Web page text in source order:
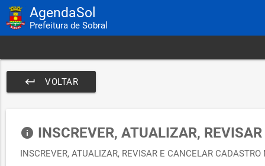
AgendaSol
Prefeitura de Sobral
VOLTAR
keyboard_return
info INSCREVER, ATUALIZAR,
INSCREVER, ATUALIZAR, REVISAR E CANCELAR CADASTRO